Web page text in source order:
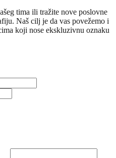
tima ili tražite nove poslovne
Naš cilj je da vas povežemo i
koji nose ekskluzivnu oznaku